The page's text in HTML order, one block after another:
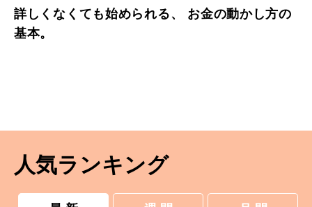
詳しくなくても始められる、 お金の動かし方の
基本。
人気ランキング